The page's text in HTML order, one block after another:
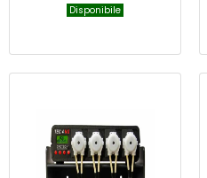
Disponibile